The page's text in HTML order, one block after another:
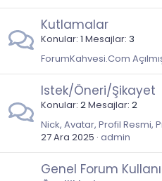
Kutlamalar
Konular 1 Mesajlar 3
ForumKahvesi.Com
Istek/Öneri/Şikayet
Konular 2Mesajlar 2
27 Ara 2025 admin
Genel Forum